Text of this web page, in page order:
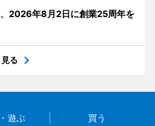
2026年8月2日に創業25周年を
る
遊ぶ 買う